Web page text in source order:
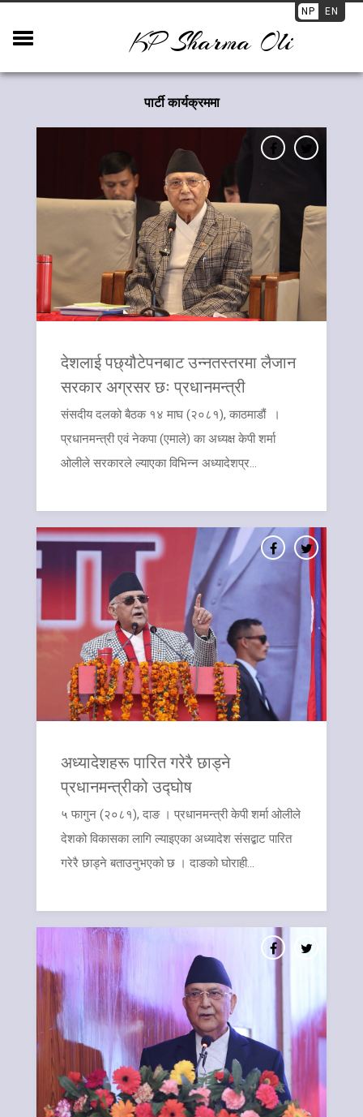
NP EN
KP Sharma Oli
पार्टी कार्यक्रममा
देशलाई पछ्यौटेपनबाट उन्नतस्तरमा लैजान
सरकार अग्रसर छः प्रधानमन्त्री
​संसदीय दलको बैठक १४ माघ (२०८१), काठमाडौं ।
प्रधानमन्त्री एवं नेकपा (एमाले) का अध्यक्ष केपी शर्मा
ओलीले सरकारले ल्याएका विभिन्न अध्यादेशप्र...
अध्यादेशहरू पारित गरेरै छाड्ने
प्रधानमन्त्रीको उद्घोष
५ फागुन (२०८१), दाङ । प्रधानमन्त्री केपी शर्मा ओलीले
देशको विकासका लागि ल्याइएका अध्यादेश संसद्बाट पारित
गरेरै छाड्ने बताउनुभएको छ । दाङको घोराही...